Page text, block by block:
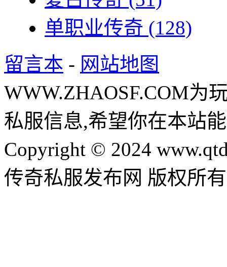
单职业传奇 (128)
留言本 - 网站地图
WWW.ZHAOSF.COM为
私服信息,希望你在本站
Copyright © 2024
传奇私服发布网 版权所有